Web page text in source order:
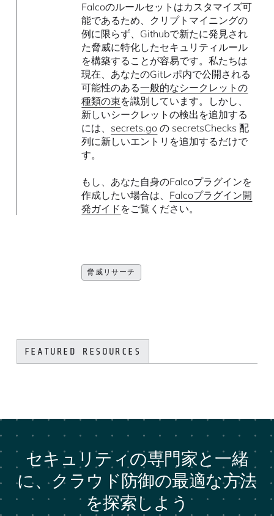
Falcoのルールセットはカスタマイズ可
能であるため、クリプトマイニングの
例に限らず、Githubで新たに発見され
た脅威に特化したセキュリティルール
を構築することが容易です。私たちは
現在、あなたのGitレポ内で公開される
可能性のある一般的なシークレットの
種類の束を識別しています。しかし、
新しいシークレットの検出を追加する
には、 secrets.go の secretsChecks 配
列に新しいエントリを追加するだけで
す。
もし、あなた自身のFalcoプラグインを
作成したい場合は、 Falcoプラグイン開
発ガイド をご覧ください。
脅威リサーチ
FEATURED RESOURCES
セキュリティの専門家と一緒
に、クラウド防御の最適な方法
を探索しよう